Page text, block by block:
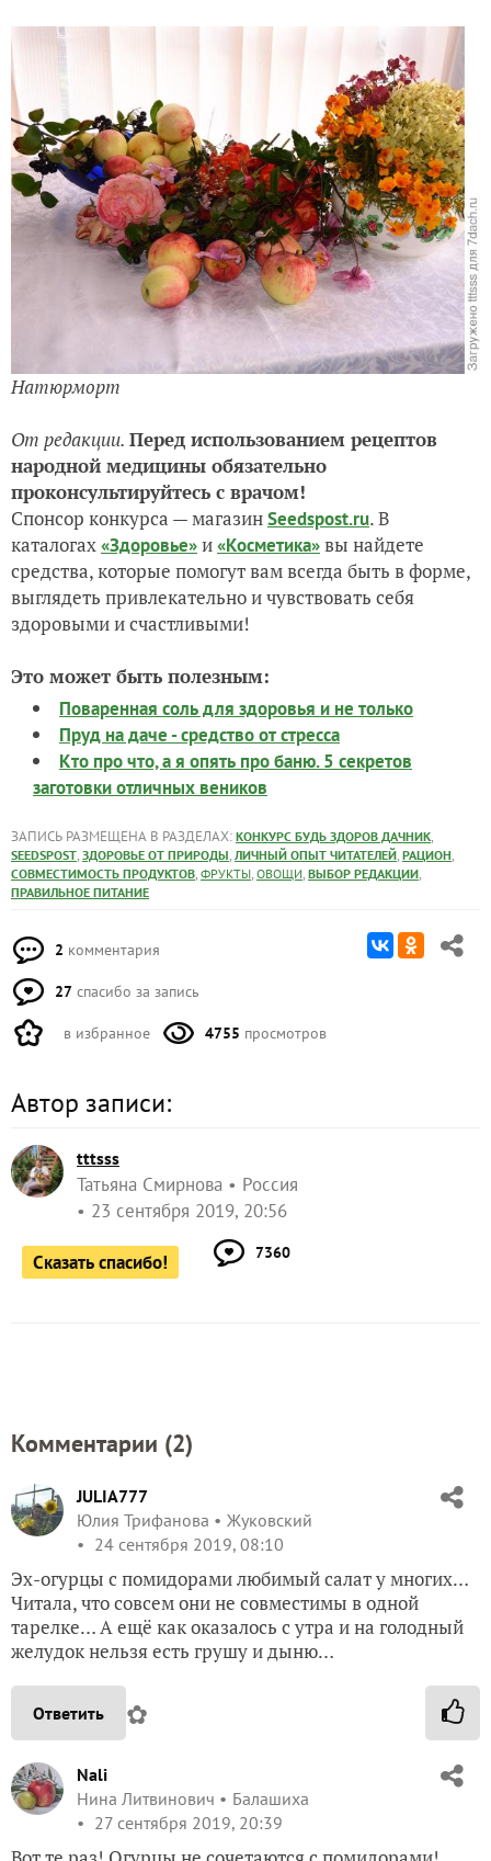
Натюрморт
От редакции. Перед использованием рецептов
народной медицины обязательно
проконсультируйтесь с врачом!
Спонсор конкурса — магазинSeedspost.ru. В
каталогах«Здоровье»и«Косметика»вы найдете
средства, которые помогутвам всегда быть в форме,
выглядеть привлекательно и чувствовать себя
здоровыми и счастливыми!
Это может быть полезным:
Поваренная соль для здоровья и не только
Пруд на даче - средство от стресса
Кто про что, а я опять про баню. 5 секретов
заготовки отличных веников
ЗАПИСЬ РАЗМЕЩЕНА В РАЗДЕЛАХ: КОНКУРС БУДЬ ЗДОРОВ ДАЧНИК,
SEEDSPOST, ЗДОРОВЬЕ ОТ ПРИРОДЫ, ЛИЧНЫЙ ОПЫТ ЧИТАТЕЛЕЙ, РАЦИОН,
СОВМЕСТИМОСТЬ ПРОДУКТОВ, ФРУКТЫ, ОВОЩИ, ВЫБОР РЕДАКЦИИ,
ПРАВИЛЬНОЕ ПИТАНИЕ
2 комментария
27 спасибо за запись
в избранное 4755 просмотров
Автор записи:
tttsss
Татьяна Смирнова
Россия
23 сентября 2019, 20:56
Сказать спасибо! 7360
Комментарии (2)
JULIA777
Юлия Трифанова
Жуковский
24 сентября 2019, 08:10
Эх-огурцы с помидорами любимый салат у многих…
Читала, что совсем они не совместимы в одной
тарелке… А ещё как оказалось с утра и на голодный
желудок нельзя есть грушу и дыню…
Ответить ✿
Nali
Нина Литвинович
Балашиха
27 сентября 2019, 20:39